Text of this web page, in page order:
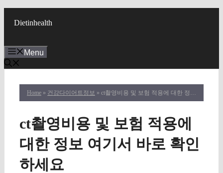
Dietinhealth
Menu
Home » 건강다이어트정보 » ct촬영비용 및 보험 적용에 대한 정보 여기서 바로 확인하세요
ct촬영비용 및 보험 적용에
대한 정보 여기서 바로 확인
하세요